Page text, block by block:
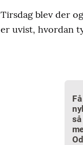
Tirsdag blev der
er uvist, hvordan
så